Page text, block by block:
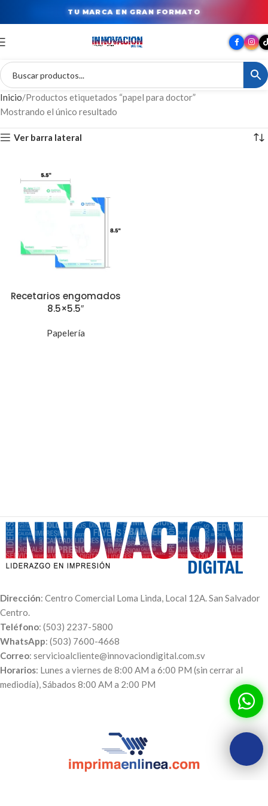
TU MARCA EN GRAN FORMATO
Inicio Productos etiquetados “papel para doctor”
Mostrando el único resultado
Ver barra lateral
Recetarios engomados
8.5×5.5″
Papelería
Dirección: Centro Comercial Loma Linda, Local 12A. San Salvador
Centro.
Teléfono: (503) 2237-5800
WhatsApp: (503) 7600-4668
Correo: servicioalcliente@innovaciondigital.com.sv
Horarios: Lunes a viernes de 8:00 AM a 6:00 PM (sin cerrar al
mediodía), Sábados 8:00 AM a 2:00 PM